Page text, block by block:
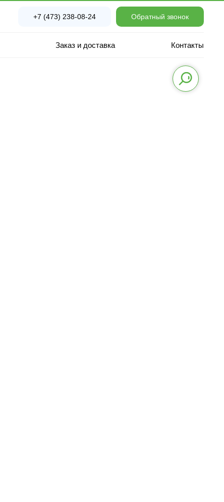
+7 (473) 238-08-24 Обратный звонок
Заказ и доставка Контакты